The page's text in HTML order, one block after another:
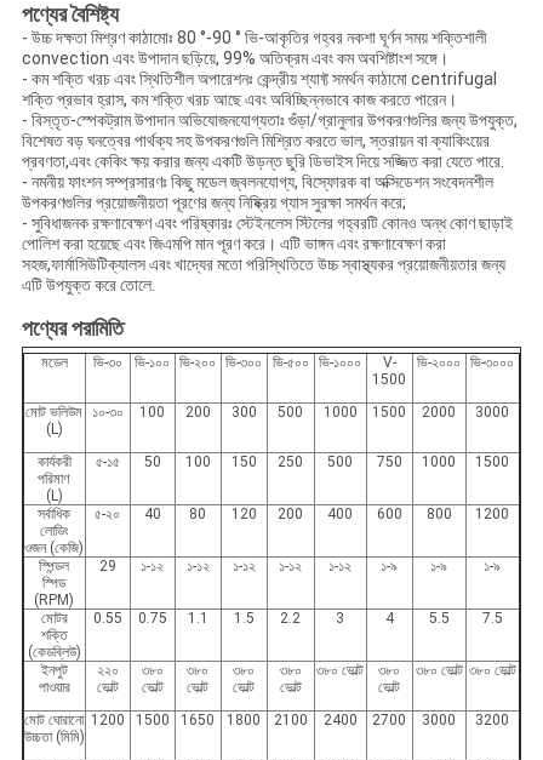
পণ্যের বৈশিষ্ট্য
- উচ্চ দক্ষতা মিশ্রণ কাঠামোঃ 80 °-90 ° ভি-আকৃতির গহ্বর নকশা ঘূর্ণন সময় শক্তিশালী
convection এবং উপাদান ছড়িয়ে, 99% অতিক্রম এবং কম অবশিষ্টাংশ সঙ্গে।
- কম শক্তি খরচ এবং স্থিতিশীল অপারেশনঃ কেন্দ্রীয় শ্যাফ্ট সমর্থন কাঠামো centrifugal
শক্তি প্রভাব হ্রাস, কম শক্তি খরচ আছে এবং অবিচ্ছিন্নভাবে কাজ করতে পারেন।
- বিস্তৃত-স্পেকট্রাম উপাদান অভিযোজনযোগ্যতাঃ গুঁড়া/গ্রানুলার উপকরণগুলির জন্য উপযুক্ত,
বিশেষত বড় ঘনত্বের পার্থক্য সহ উপকরণগুলি মিশ্রিত করতে ভাল, স্তরায়ন বা ক্যাকিংয়ের
প্রবণতা,এবং কেকিং ক্ষয় করার জন্য একটি উড়ন্ত ছুরি ডিভাইস দিয়ে সজ্জিত করা যেতে পারে.
- নমনীয় ফাংশন সম্প্রসারণঃ কিছু মডেল জ্বলনযোগ্য, বিস্ফোরক বা অক্সিডেশন সংবেদনশীল
উপকরণগুলির প্রয়োজনীয়তা পূরণের জন্য নিষ্ক্রিয় গ্যাস সুরক্ষা সমর্থন করে;
- সুবিধাজনক রক্ষণাবেক্ষণ এবং পরিষ্কারঃ স্টেইনলেস স্টিলের গহ্বরটি কোনও অন্ধ কোণ ছাড়াই
পোলিশ করা হয়েছে এবং জিএমপি মান পূরণ করে। এটি ভাঙ্গন এবং রক্ষণাবেক্ষণ করা
সহজ,ফার্মাসিউটিক্যালস এবং খাদ্যের মতো পরিস্থিতিতে উচ্চ স্বাস্থ্যকর প্রয়োজনীয়তার জন্য
এটি উপযুক্ত করে তোলে.
পণ্যের পরামিতি
মডেল ভি-৩০ ভি-১০০ ভি-২০০ ভি-৩০০ ভি-৫০০ ভি-১০০০
V-
1500
ভি-২০০০ ভি-৩০০০
মোট ভলিউম
(L)
১০-৩০ 100 200 300 500 1000 1500 2000 3000
কার্যকরী
পরিমাণ
(L)
৫-১৫ 50 100 150 250 500 750 1000 1500
সর্বাধিক
লোডিং
ওজন (কেজি)
৫-২০ 40 80 120 200 400 600 800 1200
স্পিন্ডল
স্পিড
(RPM)
29 ১-১২ ১-১২ ১-১২ ১-১২ ১-১২ ১-৯ ১-৯ ১-৯
মোটর
শক্তি
(কেডব্লিউ)
0.55 0.75 1.1 1.5 2.2 3 4 5.5 7.5
ইনপুট
পাওয়ার
২২০
ভোল্ট
৩৮০
ভোল্ট
৩৮০
ভোল্ট
৩৮০
ভোল্ট
৩৮০
ভোল্ট
৩৮০ ভোল্ট
৩৮০
ভোল্ট
৩৮০ ভোল্ট ৩৮০ ভোল্ট
মোট ঘোরানো
উচ্চতা (মিমি)
1200 1500 1650 1800 2100 2400 2700 3000 3200